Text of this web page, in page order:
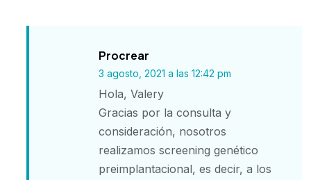
Procrear
3 agosto, 2021 a las 12:42 pm
Hola, Valery
Gracias por la consulta y
consideración, nosotros
realizamos screening genético
preimplantacional, es decir, a los